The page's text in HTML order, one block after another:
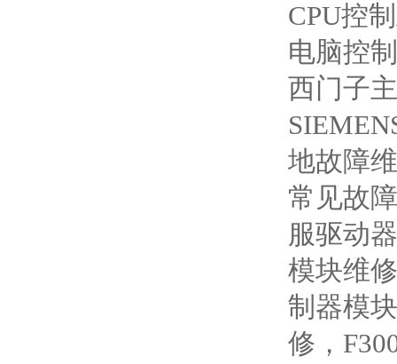
CPU控
电脑控
西门子
地故障
常见故
服驱动
模块维
制器模
修，